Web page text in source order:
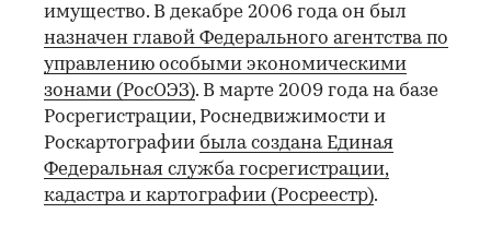
имущество. В декабре 2006 года он был
назначен главой Федерального агентства по
управлению особыми экономическими
зонами (РосОЭЗ). В марте 2009 года на базе
Росрегистрации, Роснедвижимости и
Роскартографии была создана Единая
Федеральная служба госрегистрации,
кадастра и картографии (Росреестр).